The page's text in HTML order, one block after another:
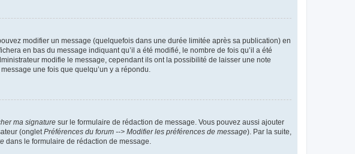
modifier un message (quelquefois dans une durée limitée après sa publication) en
en bas du message indiquant qu’il a été modifié, le nombre de fois qu’il a été
modifie le message, cependant ils ont la possibilité de laisser une note
une fois que quelqu’un y a répondu.
ma signature sur le formulaire de rédaction de message. Vous pouvez aussi ajouter
(ongletPréférences du forum --> Modifier les préférences de message). Par la suite,
dans le formulaire de rédaction de message.